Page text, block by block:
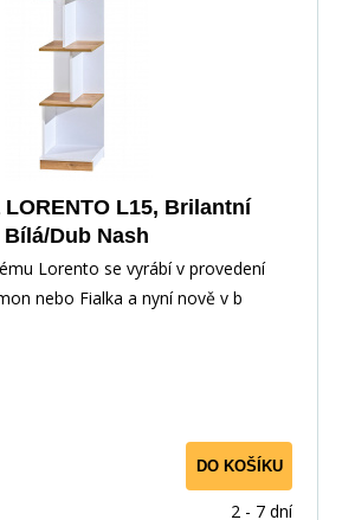
L15, Brilantní
Bílá/Dub Nash
Lorento se vyrábí v provedení
nebo Fialka a nyní nově v b
DO KOŠÍKU
2 - 7 dní